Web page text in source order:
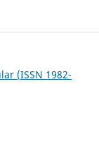
(ISSN 1982-